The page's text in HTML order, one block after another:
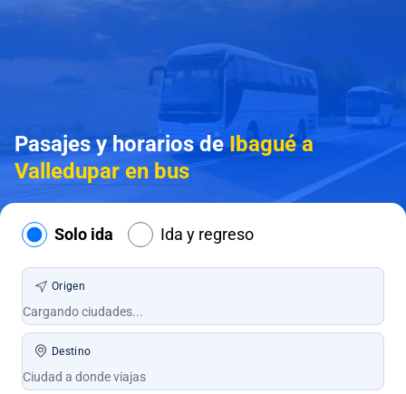
Pasajes y horarios deIbagué a
Valledupar en bus
Solo ida Ida y regreso
Origen
Destino